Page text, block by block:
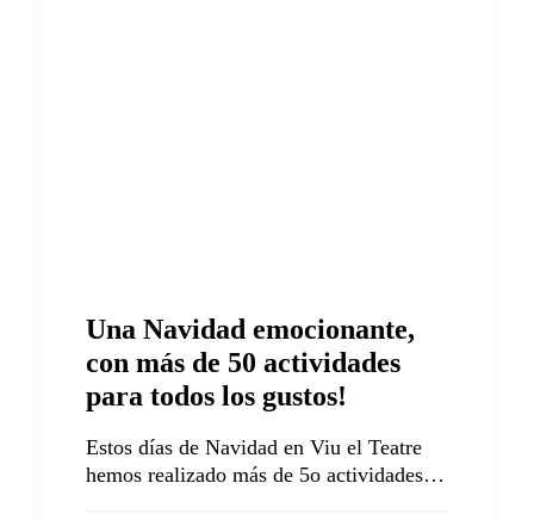
Una Navidad emocionante,
con más de 50 actividades
para todos los gustos!
Estos días de Navidad en Viu el Teatre
hemos realizado más de 5o actividades…